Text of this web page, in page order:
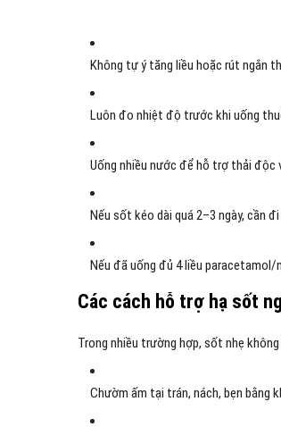
Không tự ý tăng liều hoặc rút ngắn
Luôn đo nhiệt độ trước khi uống
Uống nhiều nước để hỗ trợ thải độc
Nếu sốt kéo dài quá 2–3 ngày, cần
Nếu đã uống đủ 4 liều paracetamol/
Các cách hỗ trợ hạ sốt
Trong nhiều trường hợp, sốt nhẹ
Chườm ấm tại trán, nách, bẹn bằng